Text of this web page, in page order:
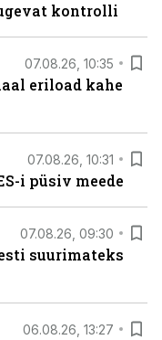
kontrolli
07.08.26, 10:35
eriload kahe
07.08.26, 10:31
i püsiv meede
07.08.26, 09:30
suurimateks
06.08.26, 13:27